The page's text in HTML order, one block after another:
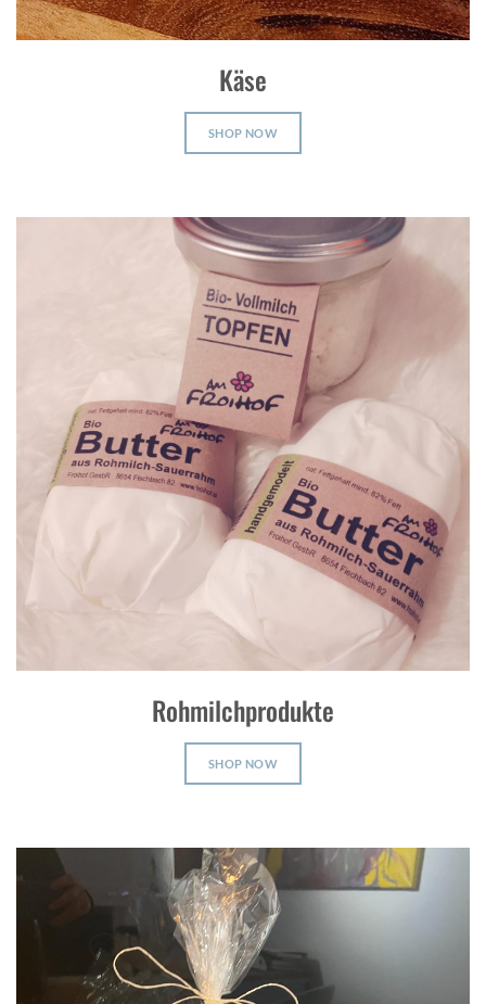
Käse
SHOP NOW
Rohmilchprodukte
SHOP NOW